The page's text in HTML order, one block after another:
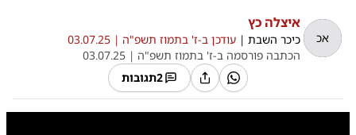
אכ
איצלה כץ
כיכר השבת | עודכן ב-ז' בתמוז תשפ"ה | 03.07.25
הכתבה פורסמה ב-ז' בתמוז תשפ"ה | 03.07.25
2תגובות